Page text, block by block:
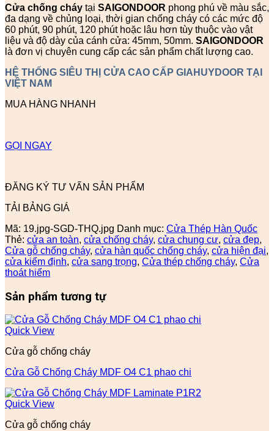
Cửa chống cháy tại SAIGONDOOR phong phú về màu sắc,
đa dạng về chủng loại, thời gian chống cháy có các mức độ
60 phút, 90 phút, 120 phút hoặc lâu hơn tùy thuộc vào vật
liệu và độ dày của cánh cửa: 45mm, 50mm. SAIGONDOOR
là đơn vị chuyên cung cấp các sản phẩm chất lượng cao.
HỆ THỐNG SIÊU THỊ CỬA CAO CẤP GIAHUYDOOR TẠI
VIỆT NAM
MUA HÀNG NHANH
GỌI NGAY
ĐĂNG KÝ TƯ VẤN SẢN PHẨM
TẢI BẢNG GIÁ
Mã: 19.jpg-SGD-THQ.jpg Danh mục: Cửa Thép Hàn Quốc
Thẻ: cửa an toàn, cửa chống cháy, cửa chung cư, cửa đẹp,
Cửa gỗ chống cháy, cửa hàn quốc chống cháy, cửa hiện đại,
cửa kiểm định, cửa sang trọng, Cửa thép chống cháy, Cửa
thoát hiểm
Sản phẩm tương tự
Quick View
Cửa gỗ chống cháy
Cửa Gỗ Chống Cháy MDF O4 C1 phao chi
Quick View
Cửa gỗ chống cháy